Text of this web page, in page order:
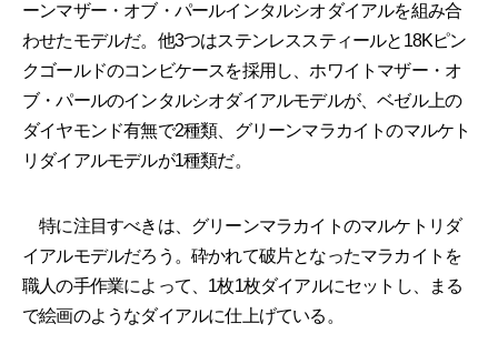
ーンマザー・オブ・パールインタルシオダイアルを組み合
わせたモデルだ。他3つはステンレススティールと18Kピン
クゴールドのコンビケースを採用し、ホワイトマザー・オ
ブ・パールのインタルシオダイアルモデルが、ベゼル上の
ダイヤモンド有無で2種類、グリーンマラカイトのマルケト
リダイアルモデルが1種類だ。
特に注目すべきは、グリーンマラカイトのマルケトリダ
イアルモデルだろう。砕かれて破片となったマラカイトを
職人の手作業によって、1枚1枚ダイアルにセットし、まる
で絵画のようなダイアルに仕上げている。